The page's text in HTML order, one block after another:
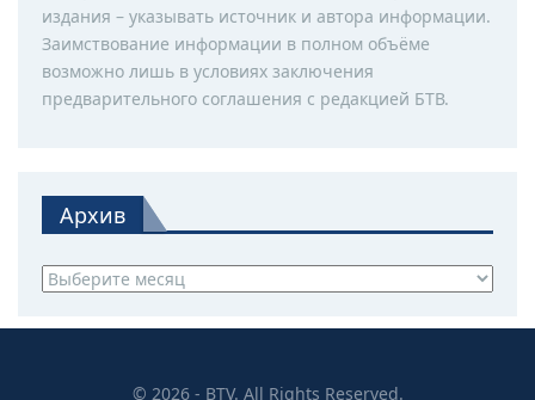
издания – указывать источник и автора информации.
Заимствование информации в полном объёме
возможно лишь в условиях заключения
предварительного соглашения с редакцией БТВ.
Архив
Архив
© 2026 - BTV. All Rights Reserved.